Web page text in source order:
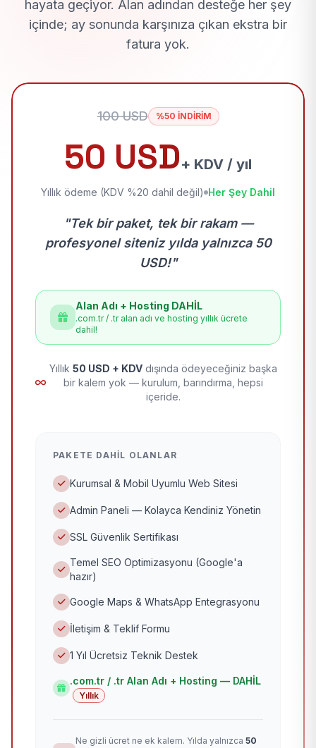
hayata geçiyor. Alan adından desteğe her şey
içinde; ay sonunda karşınıza çıkan ekstra bir
fatura yok.
100 USD %50 İNDİRİM
50 USD+ KDV / yıl
Yıllık ödeme (KDV %20 dahil değil) Her Şey Dahil
"Tek bir paket, tek bir rakam —
profesyonel siteniz yılda yalnızca 50
USD!"
Alan Adı + Hosting DAHİL
.com.tr / .tr alan adı ve hosting yıllık ücrete
dahil!
Yıllık 50 USD + KDV dışında ödeyeceğiniz başka
bir kalem yok — kurulum, barındırma, hepsi
içeride.
PAKETE DAHIL OLANLAR
Kurumsal & Mobil Uyumlu Web Sitesi
Admin Paneli — Kolayca Kendiniz Yönetin
SSL Güvenlik Sertifikası
Temel SEO Optimizasyonu (Google'a
hazır)
Google Maps & WhatsApp Entegrasyonu
İletişim & Teklif Formu
1 Yıl Ücretsiz Teknik Destek
.com.tr / .tr Alan Adı + Hosting — DAHİL
Yıllık
Ne gizli ücret ne ek kalem. Yılda yalnızca 50